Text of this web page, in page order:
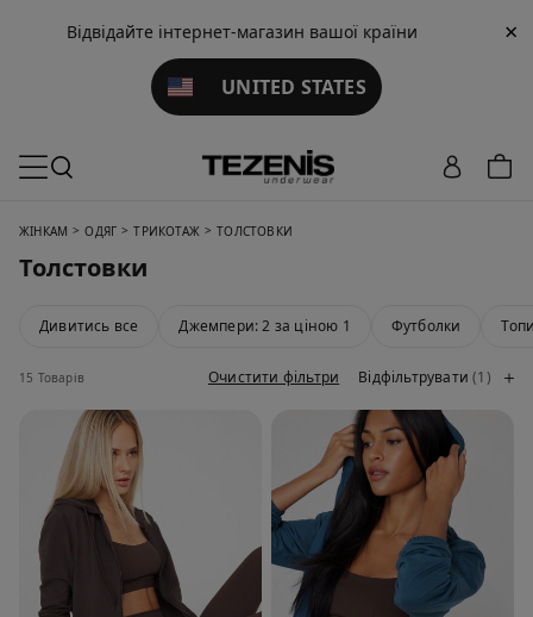
Відвідайте інтернет-магазин вашої країни
UNITED STATES
×
ЖІНКАМ > ОДЯГ > ТРИКОТАЖ > ТОЛСТОВКИ
Толстовки
Дивитись все Джемпери: 2 за ціною 1 Футболки
15 Товарів Очистити фільтри Відфільтрувати(1)